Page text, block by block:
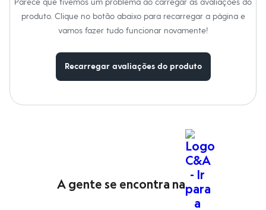
Inverno
Novidades
Camisetas e Regatas
Jeans
Polos
Parece que tivemos um problema ao carregar as avaliações do
produto. Clique no botão abaixo para recarregar a página e
vamos fazer tudo funcionar novamente!
Recarregar avaliações do produto
A gente se encontra na